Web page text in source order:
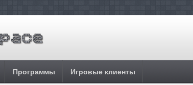
Программы Игровые клиенты